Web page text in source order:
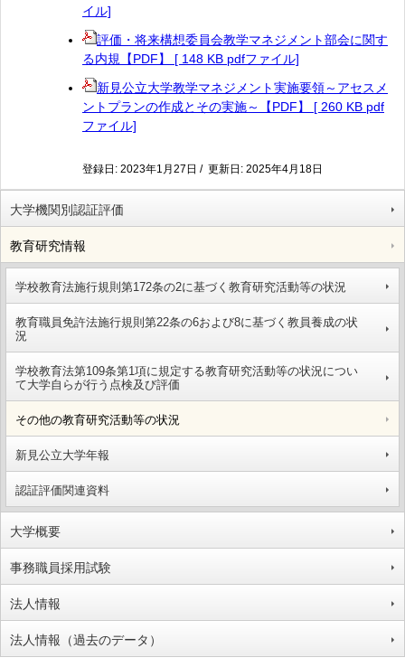
大学機関別認証評価
教育研究情報
学校教育法施行規則第172条の2に基づく教育研究活動等の状況
教育職員免許法施行規則第22条の6および8に基づく教員養成の状
況
学校教育法第109条第1項に規定する教育研究活動等の状況につい
て大学自らが行う点検及び評価
その他の教育研究活動等の状況
新見公立大学年報
認証評価関連資料
大学概要
事務職員採用試験
法人情報
法人情報（過去のデータ）
イル]
評価・将来構想委員会教学マネジメント部会に関す
る内規【PDF】 [ 148 KB pdfファイル]
新見公立大学教学マネジメント実施要領～アセスメ
ントプランの作成とその実施～【PDF】 [ 260 KB pdf
ファイル]
登録日: 2023年1月27日 / 更新日: 2025年4月18日